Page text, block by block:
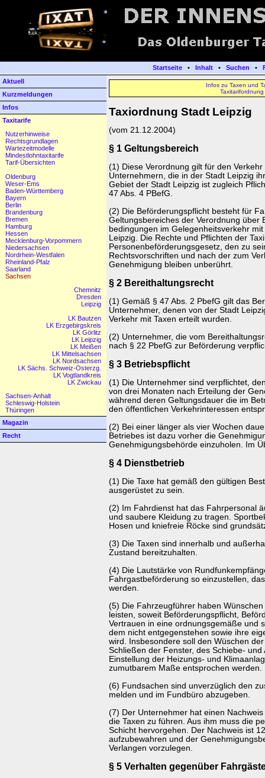
Startseite• Inhalt• Suchen •
Aktuell
Kurzmeldungen
Infos
Taxitarife
Nutzerhinweise
Rechtsgrundlagen
Wartezeitmodelle
Mindestlohntaxitarife
Tarif-Übersichten
Oldenburg
Weser-Ems
Baden-Württemberg
Bayern
Berlin
Brandenburg
Bremen
Hamburg
Hessen
Mecklenburg-Vorpommern
Niedersachsen
Nordrhein-Westfalen
Rheinland-Pfalz
Saarland
Sachsen
Chemnitz
Dresden
Leipzig
LK Bautzen
LK Erzgebirgskreis
LK Görlitz
LK Leipzig
LK Meißen
LK Mittelsachsen
LK Nordsachsen
LK Sächs. Schweiz-Osterzg.
LK Vogtlandkreis
LK Zwickau
Sachsen-Anhalt
Schleswig-Holstein
Thüringen
Magazin
Recht
Infos zu Taxen und
Taxitarifordnung
Taxiordnung Stadt Leipzig
(vom 21.12.2004)
§ 1 Geltungsbereich
(1) Diese Verordnung gilt für den Verkehr
Unternehmern, die in der Stadt Leipzig
Gebiet der Stadt Leipzig ist zugleich
47 Abs. 4 PBefG.
(2) Die Beförderungspflicht besteht für
Geltungsbereiches der Verordnung über
bedingungen im Gelegenheitsverkehr
Leipzig. Die Rechte und Pflichten der
Personenbeförderungsgesetz, den zu
Rechtsvorschriften und nach der zum
Genehmigung bleiben unberührt.
§ 2 Bereithaltungsrecht
(1) Gemäß § 47 Abs. 2 PbefG gilt das
Unternehmer, denen von der Stadt
Verkehr mit Taxen erteilt wurden.
(2) Unternehmer, die vom
nach § 22 PbefG zur Beförderung
§ 3 Betriebspflicht
(1) Die Unternehmer sind verpflichtet,
von drei Monaten nach Erteilung der
während deren Geltungsdauer die im
den öffentlichen Verkehrinteressen
(2) Bei einer länger als vier Wochen
Betriebes ist dazu vorher die
Genehmigungsbehörde einzuholen. Im
§ 4 Dienstbetrieb
(1) Die Taxe hat gemäß den gültigen
ausgerüstet zu sein.
(2) Im Fahrdienst hat das Fahrpersonal
und saubere Kleidung zu tragen.
Hosen und kniefreie Röcke sind
(3) Die Taxen sind innerhalb und
Zustand bereitzuhalten.
(4) Die Lautstärke von
Fahrgastbeförderung so einzustellen,
werden.
(5) Die Fahrzeugführer haben
leisten, soweit Beförderungspflicht,
Vertrauen in eine ordnungsgemäße und
dem nicht entgegenstehen sowie ihre
wird. Insbesondere soll den Wüschen
Schließen der Fenster, des Schiebe- und
Einstellung der Heizungs- und
zumutbarem Maße entsprochen werden.
(6) Fundsachen sind unverzüglich den
melden und im Fundbüro abzugeben.
(7) Der Unternehmer hat einen
die Taxen zu führen. Aus ihm muss die
Schicht hervorgehen. Der Nachweis ist
aufzubewahren und der
Verlangen vorzulegen.
§ 5 Verhalten gegenüber